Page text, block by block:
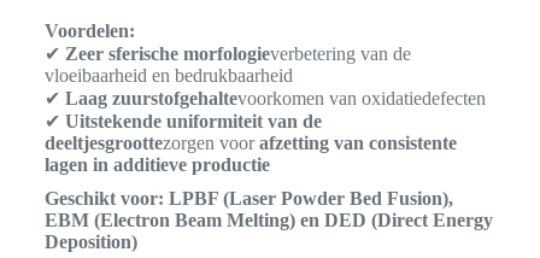
Voordelen:
✔ Zeer sferische morfologieverbetering van de
vloeibaarheid en bedrukbaarheid
✔ Laag zuurstofgehaltevoorkomen van oxidatiedefecten
✔ Uitstekende uniformiteit van de
deeltjesgroottezorgen voorafzetting van consistente
lagen in additieve productie
Geschikt voor: LPBF (Laser Powder Bed Fusion),
EBM (Electron Beam Melting) en DED (Direct Energy
Deposition)